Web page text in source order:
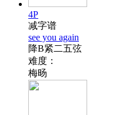
4P
减字谱
see you again
降B紧二五弦
难度：
梅旸